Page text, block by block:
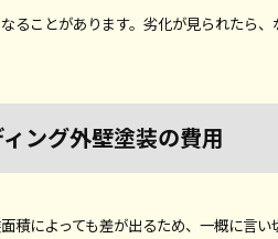
ることがあります。劣化が見られたら
ング外壁塗装の費用
によっても差が出るため、一概に言い